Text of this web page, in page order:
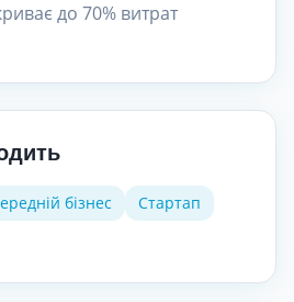
до 70% витрат
бізнес
Стартап